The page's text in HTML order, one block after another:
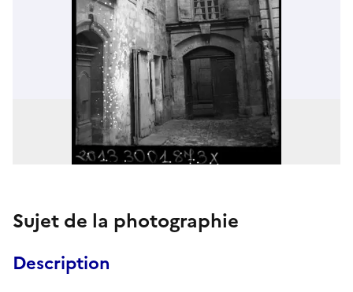
Sujet de la photographie
Description